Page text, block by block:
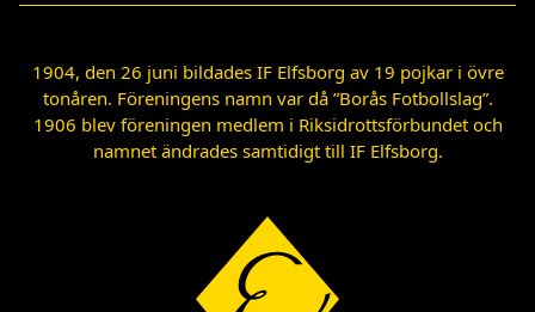
1904, den 26 juni bildades IF Elfsborg av 19 pojkar i övre
tonåren. Föreningens namn var då ”Borås Fotbollslag”.
1906 blev föreningen medlem i Riksidrottsförbundet och
namnet ändrades samtidigt till IF Elfsborg.